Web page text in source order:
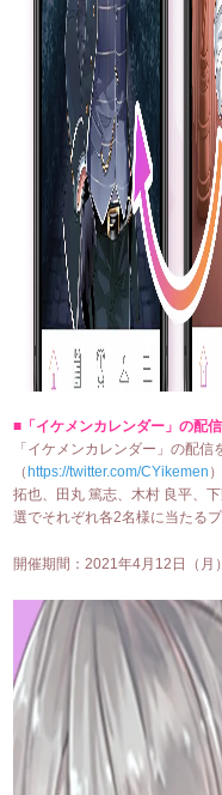
■「イケメンカレンダー」の配
「イケメンカレンダー」の配
（ https://twitter.com/CYikemen
拓也、田丸 篤志、木村 良平、
選でそれぞれ各2名様に当たる
開催期間：2021年4月12日（